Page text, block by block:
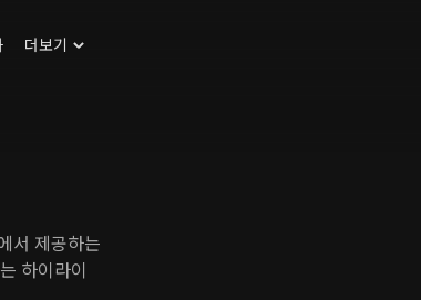
더보기
서 제공하는
하이라이